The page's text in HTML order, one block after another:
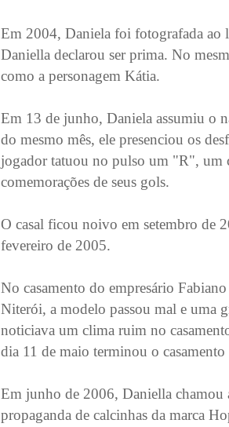
Em 2004, Daniela foi fotografada ao
Daniella declarou ser prima. No
como a personagem Kátia.
Em 13 de junho, Daniela assumiu o
do mesmo mês, ele presenciou os
jogador tatuou no pulso um "R", um
comemorações de seus gols.
O casal ficou noivo em setembro de
fevereiro de 2005.
No casamento do empresário
Niterói, a modelo passou mal e uma
noticiava um clima ruim no
dia 11 de maio terminou o
Em junho de 2006, Daniella chamou
propaganda de calcinhas da marca